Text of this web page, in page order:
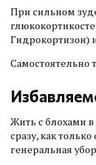
При сильном
Гидрокортизон)
Самостоятельно
Жить с блохами в
сразу, как
генеральная